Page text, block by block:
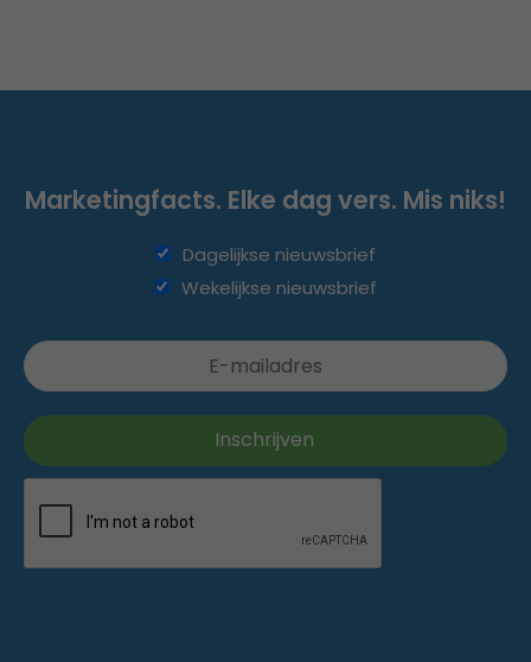
Marketingfacts. Elke dag vers. Mis niks!
Dagelijkse nieuwsbrief
Wekelijkse nieuwsbrief